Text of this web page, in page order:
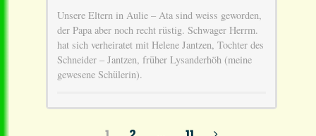
Unsere Eltern in Aulie – Ata sind weiss geworden,
der Papa aber noch recht rüstig. Schwager Herrm.
hat sich verheiratet mit Helene Jantzen, Tochter des
Schneider – Jantzen, früher Lysanderhöh (meine
gewesene Schülerin).